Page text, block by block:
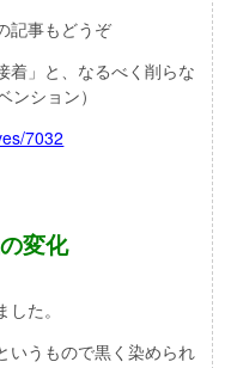
記事もどうぞ
」と、なるべく削らな
ション）
7032
変化
た。
いうもので黒く染められ